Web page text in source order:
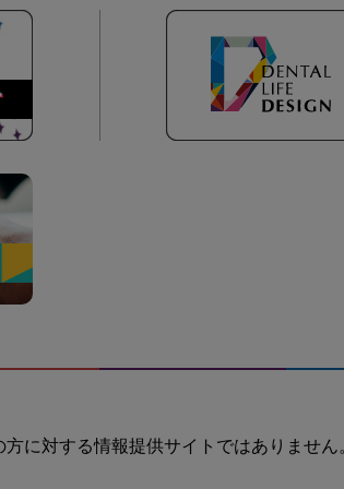
に対する情報提供サイトではありません